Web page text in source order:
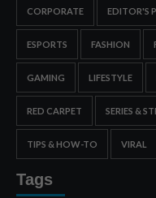
CORPORATE EDITOR'S
ESPORTS FASHION
GAMING LIFESTYLE
RED CARPET SERIES &
TIPS & HOW-TO VIRAL
Tags